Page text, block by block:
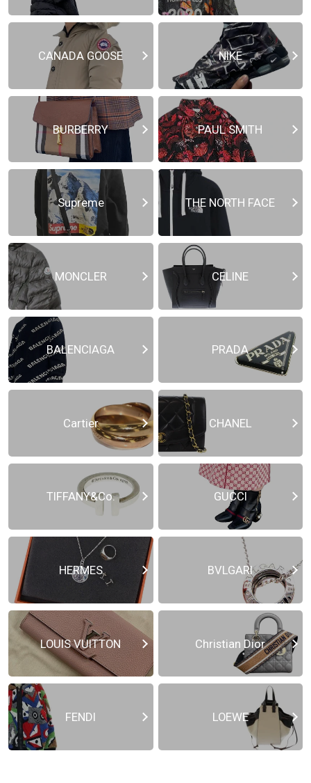
CANADA GOOSE NIKE
BURBERRY PAUL SMITH
Supreme THE NORTH FACE
MONCLER CELINE
BALENCIAGA PRADA
Cartier CHANEL
TIFFANY&Co. GUCCI
HERMES BVLGARI
LOUIS VUITTON Christian Dior
FENDI LOEWE